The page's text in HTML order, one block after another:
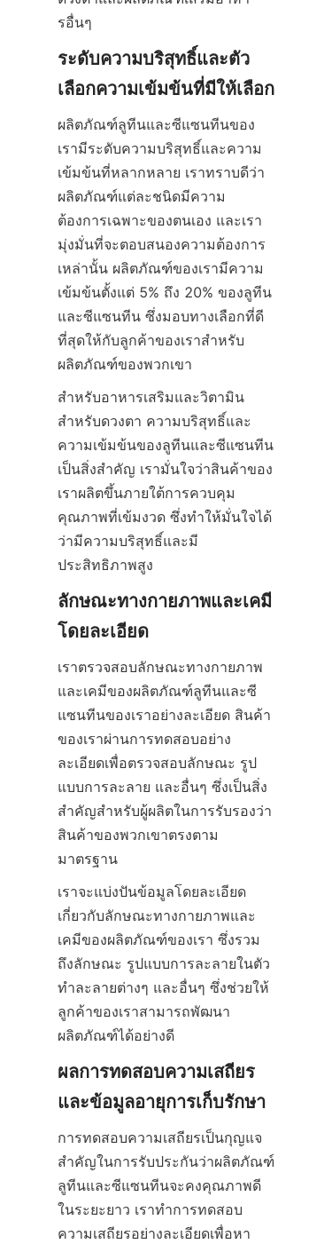
รอื่นๆ
ระดับความบริสุทธิ์และตัว
เลือกความเข้มข้นที่มีให้เลือก
ผลิตภัณฑ์ลูทีนและซีแซนทีนของ
เรามีระดับความบริสุทธิ์และความ
เข้มข้นที่หลากหลาย เราทราบดีว่า
ผลิตภัณฑ์แต่ละชนิดมีความ
ต้องการเฉพาะของตนเอง และเรา
มุ่งมั่นที่จะตอบสนองความต้องการ
เหล่านั้น ผลิตภัณฑ์ของเรามีความ
เข้มข้นตั้งแต่ 5% ถึง 20% ของลูทีน
และซีแซนทีน ซึ่งมอบทางเลือกที่ดี
ที่สุดให้กับลูกค้าของเราสำหรับ
ผลิตภัณฑ์ของพวกเขา
สำหรับอาหารเสริมและวิตามิน
สำหรับดวงตา ความบริสุทธิ์และ
ความเข้มข้นของลูทีนและซีแซนทีน
เป็นสิ่งสำคัญ เรามั่นใจว่าสินค้าของ
เราผลิตขึ้นภายใต้การควบคุม
คุณภาพที่เข้มงวด ซึ่งทำให้มั่นใจได้
ว่ามีความบริสุทธิ์และมี
ประสิทธิภาพสูง
ลักษณะทางกายภาพและเคมี
โดยละเอียด
เราตรวจสอบลักษณะทางกายภาพ
และเคมีของผลิตภัณฑ์ลูทีนและซี
แซนทีนของเราอย่างละเอียด สินค้า
ของเราผ่านการทดสอบอย่าง
ละเอียดเพื่อตรวจสอบลักษณะ รูป
แบบการละลาย และอื่นๆ ซึ่งเป็นสิ่ง
สำคัญสำหรับผู้ผลิตในการรับรองว่า
สินค้าของพวกเขาตรงตาม
มาตรฐาน
เราจะแบ่งปันข้อมูลโดยละเอียด
เกี่ยวกับลักษณะทางกายภาพและ
เคมีของผลิตภัณฑ์ของเรา ซึ่งรวม
ถึงลักษณะ รูปแบบการละลายในตัว
ทำละลายต่างๆ และอื่นๆ ซึ่งช่วยให้
ลูกค้าของเราสามารถพัฒนา
ผลิตภัณฑ์ได้อย่างดี
ผลการทดสอบความเสถียร
และข้อมูลอายุการเก็บรักษา
การทดสอบความเสถียรเป็นกุญแจ
สำคัญในการรับประกันว่าผลิตภัณฑ์
ลูทีนและซีแซนทีนจะคงคุณภาพดี
ในระยะยาว เราทำการทดสอบ
ความเสถียรอย่างละเอียดเพื่อหา